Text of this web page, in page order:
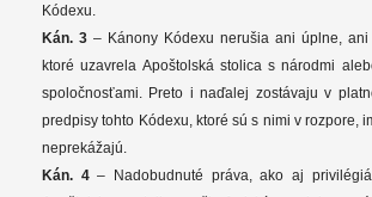
Kódexu.
Kán. 3 – Kánony Kódexu nerušia ani úplne, ani
ktoré uzavrela Apoštolská stolica s národmi
spoločnosťami. Preto i naďalej zostávaju v
predpisy tohto Kódexu, ktoré sú s nimi v rozpore,
neprekážajú.
Kán. 4– Nadobudnuté práva, ako aj